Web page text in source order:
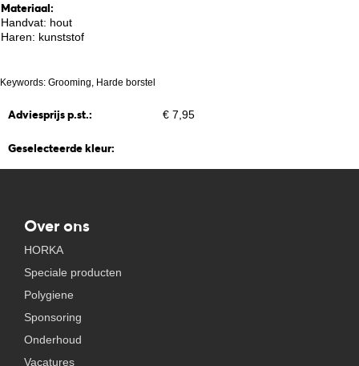
Materiaal:
Handvat: hout
Haren: kunststof
Keywords: Grooming, Harde borstel
Adviesprijs p.st.: € 7,95
Geselecteerde kleur:
Over ons
HORKA
Speciale producten
Polygiene
Sponsoring
Onderhoud
Vacatures